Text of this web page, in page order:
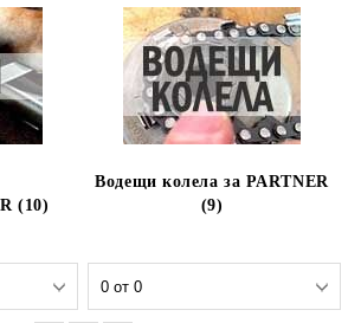
(10)
Водещи колела за PARTNER
(9)